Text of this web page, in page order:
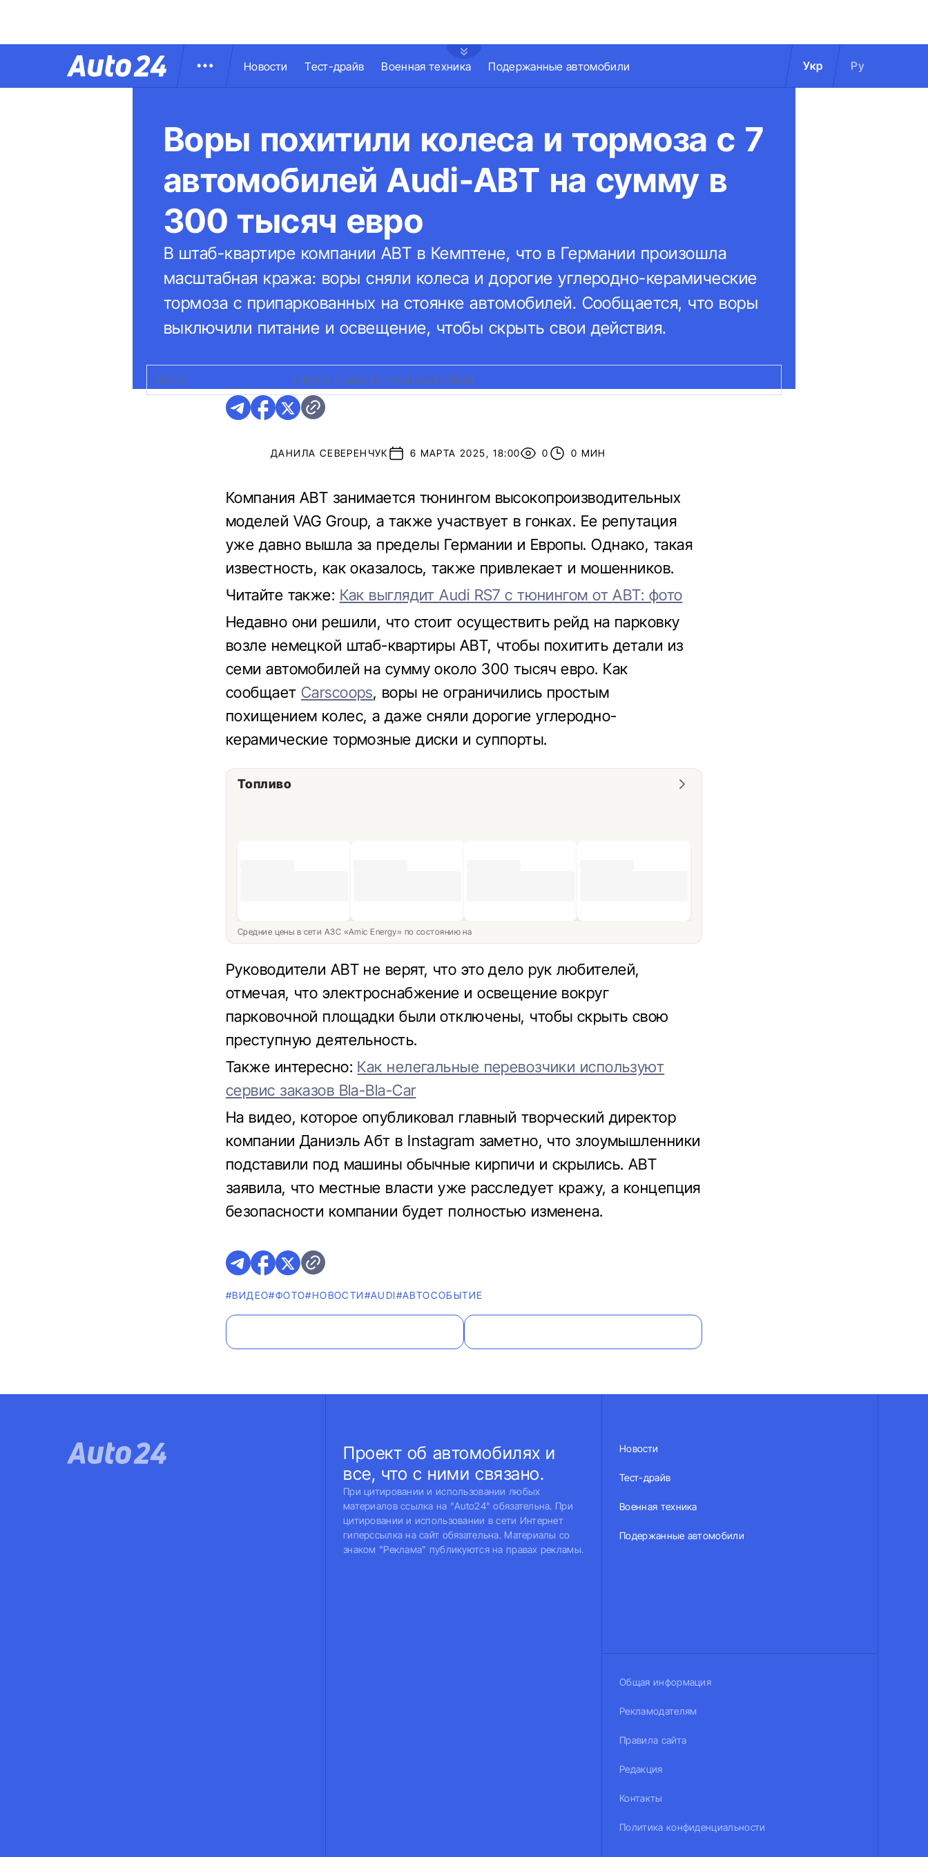
Новости Тест-драйв Военная техника Подержанные автомобили Укр Ру
Воры похитили колеса и тормоза с 7
автомобилей Audi-ABT на сумму в
300 тысяч евро
В штаб-квартире компании ABT в Кемптене, что в Германии произошла
масштабная кража: воры сняли колеса и дорогие углеродно-керамические
тормоза с припаркованных на стоянке автомобилей. Сообщается, что воры
выключили питание и освещение, чтобы скрыть свои действия.
ФОТО: ФОТО С МЕСТА ПРОИСШЕСТВИЯ
ДАНИЛА СЕВЕРЕНЧУК 6 МАРТА 2025, 18:00 0 0 МИН
Компания ABT занимается тюнингом высокопроизводительных
моделей VAG Group, а также участвует в гонках. Ее репутация
уже давно вышла за пределы Германии и Европы. Однако, такая
известность, как оказалось, также привлекает и мошенников.
Читайте также: Как выглядит Audi RS7 с тюнингом от ABT: фото
Недавно они решили, что стоит осуществить рейд на парковку
возле немецкой штаб-квартиры ABT, чтобы похитить детали из
семи автомобилей на сумму около 300 тысяч евро. Как
сообщает Carscoops, воры не ограничились простым
похищением колес, а даже сняли дорогие углеродно-
керамические тормозные диски и суппорты.
Топливо
Средние цены в сети АЗС «Amic Energy» по состоянию на
Руководители ABT не верят, что это дело рук любителей,
отмечая, что электроснабжение и освещение вокруг
парковочной площадки были отключены, чтобы скрыть свою
преступную деятельность.
Также интересно: Как нелегальные перевозчики используют
сервис заказов Bla-Bla-Car
На видео, которое опубликовал главный творческий директор
компании Даниэль Абт в Instagram заметно, что злоумышленники
подставили под машины обычные кирпичи и скрылись. ABT
заявила, что местные власти уже расследует кражу, а концепция
безопасности компании будет полностью изменена.
#ВИДЕО#ФОТО#НОВОСТИ#AUDI#АВТОСОБЫТИЕ
Проект об автомобилях и
все, что с ними связано.
При цитировании и использовании любых
материалов ссылка на "Auto24" обязательна. При
цитировании и использовании в сети Интернет
гиперссылка на сайт обязательна. Материалы со
знаком "Реклама" публикуются на правах рекламы.
Новости
Тест-драйв
Военная техника
Подержанные автомобили
Общая информация
Рекламодателям
Правила сайта
Редакция
Контакты
Политика конфиденциальности